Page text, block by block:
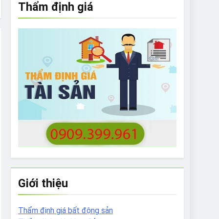
to What Bulldogs Can (and can’t) Eat
Do I Need to Groom My Bulldog
Thẩm định giá
Giới thiệu
Thẩm định giá bất động sản